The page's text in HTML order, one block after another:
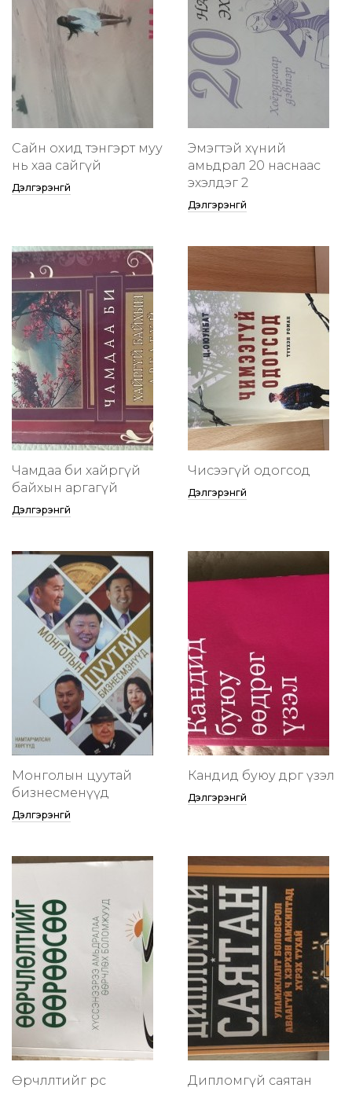
Сайн охид тэнгэрт муу
нь хаа сайгүй
Дэлгэрэнгүй
Эмэгтэй хүний
амьдрал 20 наснаас
эхэлдэг 2
Дэлгэрэнгүй
Чамдаа би хайргүй
байхын аргагүй
Дэлгэрэнгүй
Чисээгүй одогсод
Дэлгэрэнгүй
Монголын цуутай
бизнесменүүд
Дэлгэрэнгүй
Кандид буюу өөдрөг үзэл
Дэлгэрэнгүй
Өөрчлөлтийг өөрөөсөө Дипломгүй саятан